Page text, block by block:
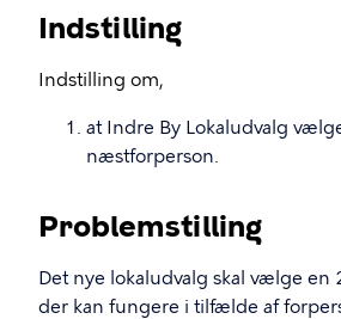
Indstilling
Indstilling om,
at Indre By Lokaludvalg
næstforperson.
Problemstilling
Det nye lokaludvalg skal vælge en
der kan fungere i tilfælde af